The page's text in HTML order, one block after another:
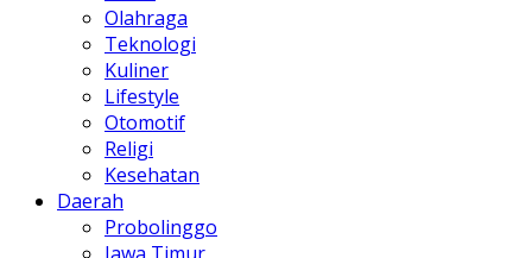
Olahraga
Teknologi
Kuliner
Lifestyle
Otomotif
Religi
Kesehatan
Daerah
Probolinggo